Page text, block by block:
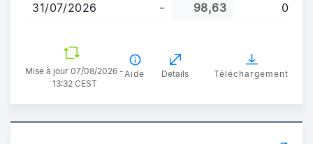
31/07/2026
- 98,63 0
Mise à jour 07/08/2026 -
13:32 CEST
Aide Details Téléchargement